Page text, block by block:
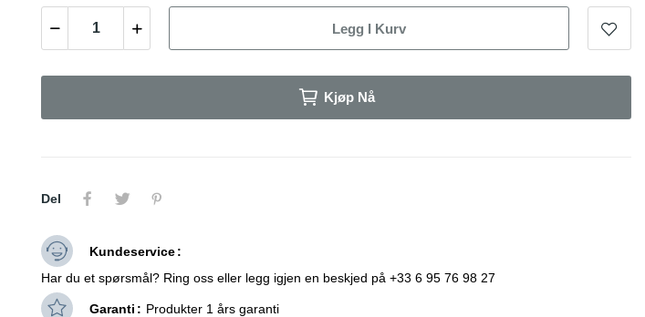
Legg I Kurv
Kjøp Nå
Del
Kundeservice
Har du et spørsmål? Ring oss eller legg igjen en beskjed på +33 6 95 76 98 27
Garanti Produkter 1 års garanti